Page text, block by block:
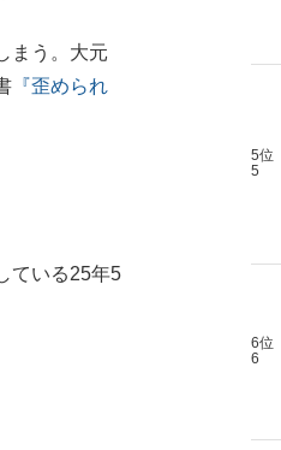
まう。大元
『歪められ
ている25年5
5位
5
6位
6